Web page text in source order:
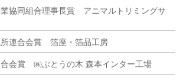
協同組合理事長賞 アニマルトリミングサ
所連合会賞 箔座・箔品工房
会賞 ㈱ぶとうの木 森本インター工場